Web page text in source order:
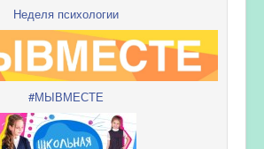
Неделя психологии
#МЫВМЕСТЕ